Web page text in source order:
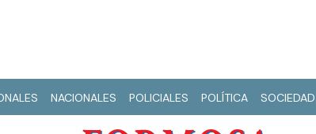
NACIONALES POLICIALES POLÍTICA SOCIEDAD